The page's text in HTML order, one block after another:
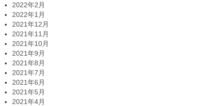
2022年2月
2022年1月
2021年12月
2021年11月
2021年10月
2021年9月
2021年8月
2021年7月
2021年6月
2021年5月
2021年4月